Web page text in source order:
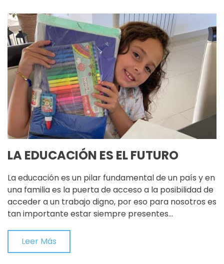
LA EDUCACIÓN ES EL FUTURO
La educación es un pilar fundamental de un país y en
una familia es la puerta de acceso a la posibilidad de
acceder a un trabajo digno, por eso para nosotros es
tan importante estar siempre presentes…
Leer Más